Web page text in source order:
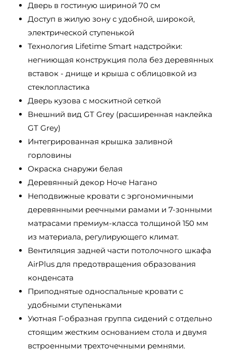
Дверь в гостиную шириной 70 см
Доступ в жилую зону с удобной, широкой,
электрической ступенькой
Технология Lifetime Smart надстройки:
негниющая конструкция пола без деревянных
вставок - днище и крыша с облицовкой из
стеклопластика
Дверь кузова с москитной сеткой
Внешний вид GT Grey (расширенная наклейка
GT Grey)
Интегрированная крышка заливной
горловины
Окраска снаружи белая
Деревянный декор Ноче Нагано
Неподвижные кровати с эргономичными
деревянными реечными рамами и 7-зонными
матрасами премиум-класса толщиной 150 мм
из материала, регулирующего климат.
Вентиляция задней части потолочного шкафа
AirPlus для предотвращения образования
конденсата
Приподнятые односпальные кровати с
удобными ступеньками
Уютная Г-образная группа сидений с отдельно
стоящим жестким основанием стола и двумя
встроенными трехточечными ремнями.